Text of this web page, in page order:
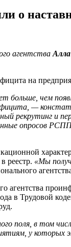
о
агентства
на
чем
—
рекрутинг и
опросов
реестр. «Мы
агентства
в Трудовой
поля, в том
у